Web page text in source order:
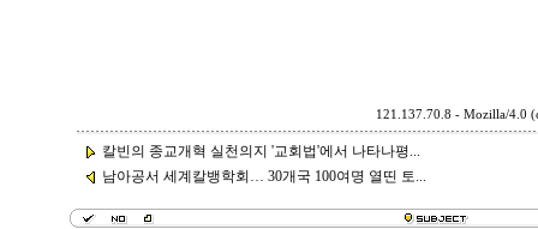
121.137.70.8 - Mozilla/4.0
칼빈의 종교개혁 실천의지 '교회법'에서 나타나평...
남아공서 세계칼뱅학회… 30개국 100여명 열띤 토...